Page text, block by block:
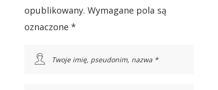
opublikowany. Wymagane pola są
oznaczone *